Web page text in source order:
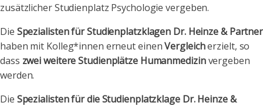
zusätzlicher Studienplatz Psychologie vergeben.
Die Spezialisten für Studienplatzklagen Dr. Heinze & Partner
haben mit Kolleg*innen erneut einenVergleicherzielt, so
dass zwei weitere Studienplätze Humanmedizinvergeben
werden.
Die Spezialisten für die Studienplatzklage Dr. Heinze &